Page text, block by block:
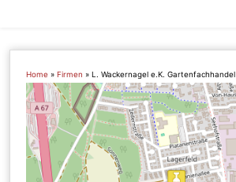
Home »Firmen »L. Wackernagel e.K. Gartenfachhandel